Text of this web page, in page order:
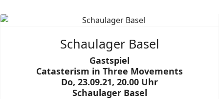
Schaulager Basel
Gastspiel
Catasterism in Three Movements
Do, 23.09.21, 20.00 Uhr
Schaulager Basel